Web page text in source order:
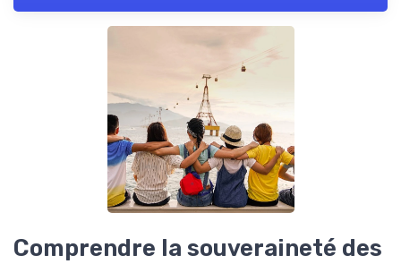
Comprendre la souveraineté des